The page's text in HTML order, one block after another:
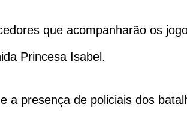
que acompanharão os
Princesa Isabel.
a presença de policiais dos